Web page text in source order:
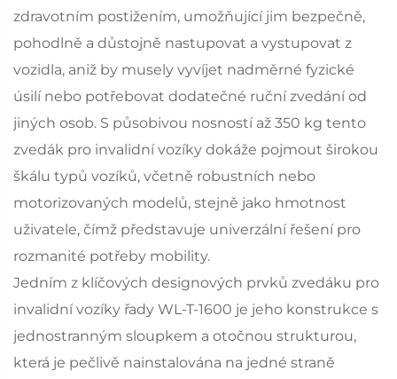
zdravotním postižením, umožňující jim bezpečně,
pohodlně a důstojně nastupovat a vystupovat z
vozidla, aniž by musely vyvíjet nadměrné fyzické
úsilí nebo potřebovat dodatečné ruční zvedání od
jiných osob. S působivou nosností až 350 kg tento
zvedák pro invalidní vozíky dokáže pojmout širokou
škálu typů vozíků, včetně robustních nebo
motorizovaných modelů, stejně jako hmotnost
uživatele, čímž představuje univerzální řešení pro
rozmanité potřeby mobility.
Jedním z klíčových designových prvků zvedáku pro
invalidní vozíky řady WL-T-1600 je jeho konstrukce s
jednostranným sloupkem a otočnou strukturou,
která je pečlivě nainstalována na jedné straně